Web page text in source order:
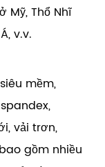
Mỹ, Thổ Nhĩ
v.v.
mềm,
vải trơn,
gồm nhiều